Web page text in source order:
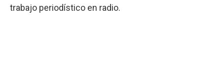
trabajo periodístico en radio.